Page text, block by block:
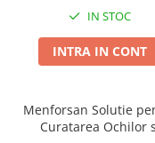
IN STOC
INTRA IN CONT
Menforsan Solutie
Curatarea Ochilor